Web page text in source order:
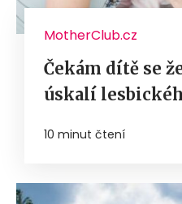
MotherClub.cz
Čekám dítě se
úskalí
10 minut čtení